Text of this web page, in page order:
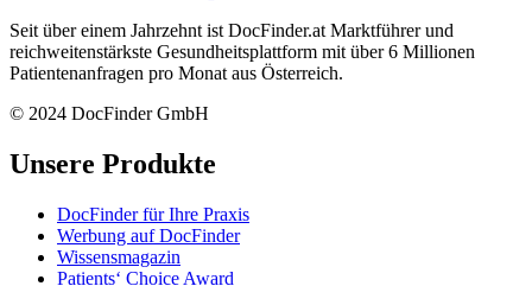
Seit über einem Jahrzehnt ist DocFinder.at Marktführer und
reichweitenstärkste Gesundheitsplattform mit über 6 Millionen
Patientenanfragen pro Monat aus Österreich.
© 2024 DocFinder GmbH
Unsere Produkte
DocFinder für Ihre Praxis
Werbung auf DocFinder
Wissensmagazin
Patients‘ Choice Award